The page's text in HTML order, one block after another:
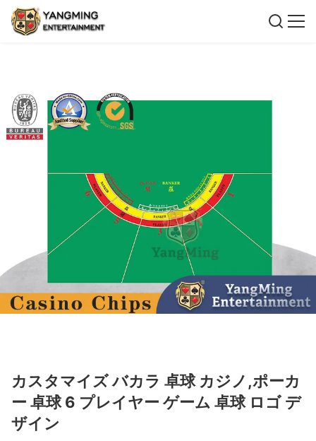
カスタマイズ バカラ 卓球 カジノ,ポーカ
ー 卓球 6 プレイヤー ゲーム 卓球 ロゴ デ
ザイン